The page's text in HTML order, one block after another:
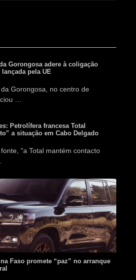
Gorongosa adere à coligação
pela UE
Gorongosa, no centro de
…
Petrolífera francesa Total
a situação em Cabo Delgado
"a Total mantém contacto
Faso promete “paz” no arranque